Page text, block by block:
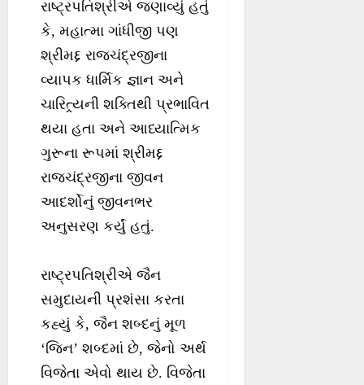
રાષ્ટ્રપતિશ્રીએ જણાવ્યું હતું
કે, મહાત્મા ગાંધીજી પણ
શ્રીમદ્દ રાજચંદ્રજીના
વ્યાપક ધાર્મિક જ્ઞાન અને
ચારિત્ર્યની શક્તિથી પ્રભાવિત
થયા હતા અને આધ્યાત્મિક
ગુરૂના રૂપમાં શ્રીમદ્દ
રાજચંદ્રજીના જીવન
આદર્શોનું જીવનભર
અનુસરણ કર્યું હતું.
રાષ્ટ્રપતિશ્રીએ જૈન
સમુદાયની પ્રશંસા કરતા
કહ્યું કે, જૈન શબ્દનું મૂળ
‘જિન’ શબ્દમાં છે, જેનો અર્થ
વિજેતા એવો થાય છે. વિજેતા